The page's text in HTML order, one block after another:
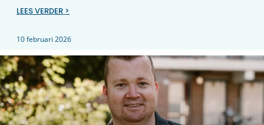
LEES VERDER >
10 februari 2026